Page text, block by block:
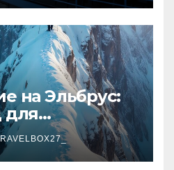
на Эльбрус:
для
высочайшей